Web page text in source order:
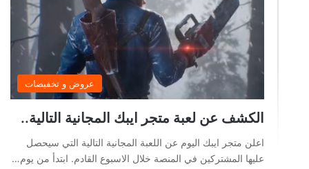
عروض و تخفيضات
الكشف عن لعبة متجر ايبك المجانية التالية..
اعلن متجر ايبك اليوم عن اللعبة المجانية التالية التي سيحصل
عليها المشتركين في المنصة خلال الاسبوع القادم. ابتدأ من يوم…